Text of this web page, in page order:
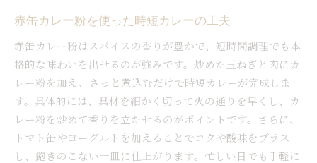
赤缶カレー粉を使った時短カレーの工夫
赤缶カレー粉はスパイスの香りが豊かで、短時間調理でも本
格的な味わいを出せるのが強みです。炒めた玉ねぎと肉にカ
レー粉を加え、さっと煮込むだけで時短カレーが完成しま
す。具体的には、具材を細かく切って火の通りを早くし、カ
レー粉を炒めて香りを立たせるのがポイントです。さらに、
トマト缶やヨーグルトを加えることでコクや酸味をプラス
し、飽きのこない一皿に仕上がります。忙しい日でも手軽に